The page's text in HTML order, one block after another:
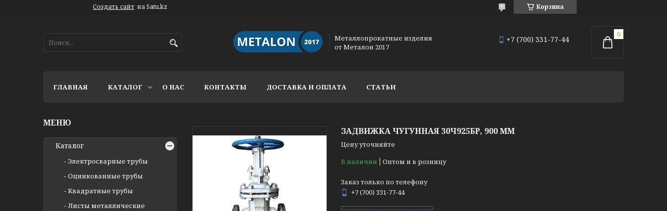
Создать сайт на Satu.kz Корзина
Металлопрокатные изделия
от Металон 2017
+7 (700) 331-77-44
ГЛАВНАЯ КАТАЛОГ О НАС КОНТАКТЫ ДОСТАВКА И ОПЛАТА СТАТЬИ
ЗАДВИЖКА ЧУГУННАЯ 30Ч925БР, 900 ММ
Цену уточняйте
В наличии
Оптом и в розницу
Заказ только по телефону
+7 (700) 331-77-44
Каталог
Электросварные трубы
Оцинкованные трубы
Квадратные трубы
Листы металлические